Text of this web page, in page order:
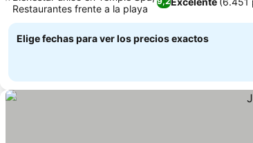
Restaurantes frente a la playa
Elige fechas para ver los precios exactos